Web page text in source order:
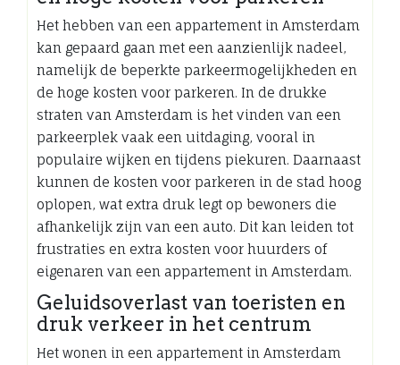
Het hebben van een appartement in Amsterdam
kan gepaard gaan met een aanzienlijk nadeel,
namelijk de beperkte parkeermogelijkheden en
de hoge kosten voor parkeren. In de drukke
straten van Amsterdam is het vinden van een
parkeerplek vaak een uitdaging, vooral in
populaire wijken en tijdens piekuren. Daarnaast
kunnen de kosten voor parkeren in de stad hoog
oplopen, wat extra druk legt op bewoners die
afhankelijk zijn van een auto. Dit kan leiden tot
frustraties en extra kosten voor huurders of
eigenaren van een appartement in Amsterdam.
Geluidsoverlast van toeristen en
druk verkeer in het centrum
Het wonen in een appartement in Amsterdam